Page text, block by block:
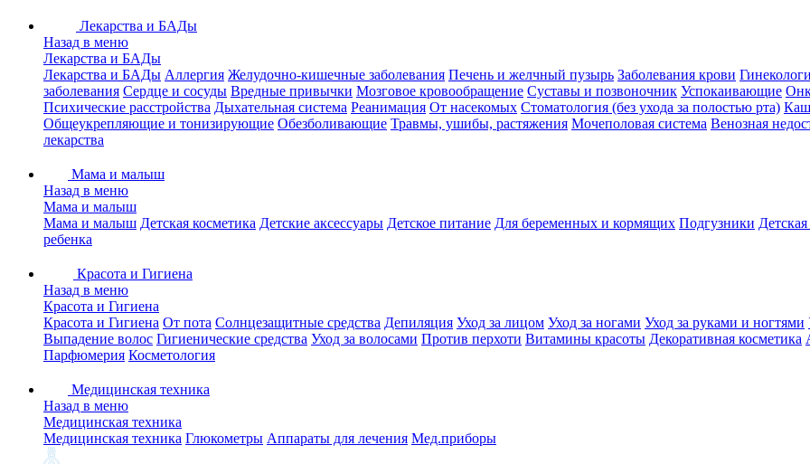
Лекарства и БАДы
Назад в меню
Лекарства и БАДы
Лекарства и БАДы Аллергия Желудочно-кишечные заболевания Печень и желчный пузырь Заболевания крови
заболевания Сердце и сосуды Вредные привычки Мозговое кровообращение Суставы и позвоночник Успокаивающие
Психические расстройства Дыхательная система Реанимация От насекомых Стоматология (без ухода за полостью рта)
Общеукрепляющие и тонизирующие Обезболивающие Травмы, ушибы, растяжения Мочеполовая система Венозная
лекарства
Мама и малыш
Назад в меню
Мама и малыш
Мама и малыш Детская косметика Детские аксессуары Детское питание Для беременных и кормящих Подгузники
ребенка
Красота и Гигиена
Назад в меню
Красота и Гигиена
Красота и Гигиена От пота Солнцезащитные средства Депиляция Уход за лицом Уход за ногами Уход за руками и ногтями
Выпадение волос Гигиенические средства Уход за волосами Против перхоти Витамины красоты Декоративная косметика
Парфюмерия Косметология
Медицинская техника
Назад в меню
Медицинская техника
Медицинская техника Глюкометры Аппараты для лечения Мед.приборы